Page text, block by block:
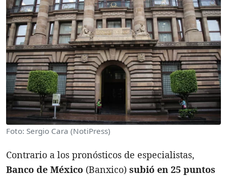
Foto: Sergio Cara (NotiPress)
Contrario a los pronósticos de especialistas,
Banco de México (Banxico) subió en 25 puntos